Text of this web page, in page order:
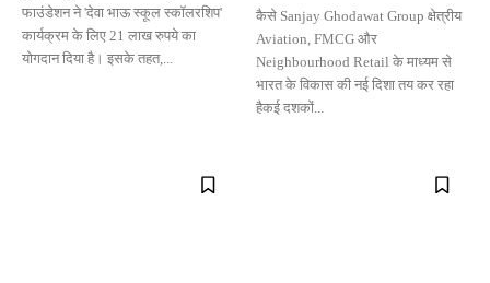
फाउंडेशन ने 'देवा भाऊ स्कूल स्कॉलरशिप'
कार्यक्रम के लिए 21 लाख रुपये का
योगदान दिया है। इसके तहत,...
कैसे Sanjay Ghodawat Group क्षेत्रीय
Aviation, FMCG और
Neighbourhood Retail के माध्यम से
भारत के विकास की नई दिशा तय कर रहा
हैकई दशकों...